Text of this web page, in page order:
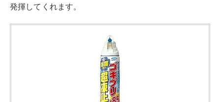
発揮してくれます。